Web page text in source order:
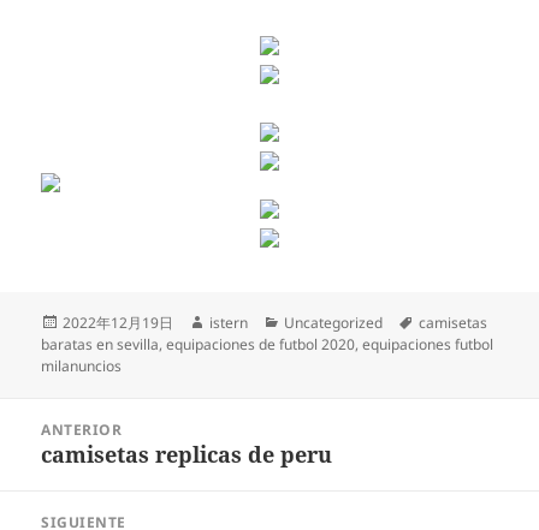
Publicado
el
2022年12月19日 Autor
istern Categorías
Uncategorized Etiquetas
camisetas
baratas en sevilla,equipaciones de futbol 2020,equipaciones futbol
milanuncios
entradas
ANTERIOR
Entrada
camisetas replicas de peru
SIGUIENTE